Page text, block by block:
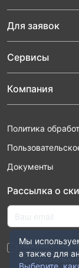
Для заявок
Сервисы
Компания
Политика
Документы
Рассылка о
Нажимая
персональных
“О
Мы
а также для
Выберите,